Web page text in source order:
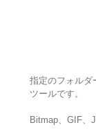
指定のフォルダ
ツールです。
Bitmap、GIF、